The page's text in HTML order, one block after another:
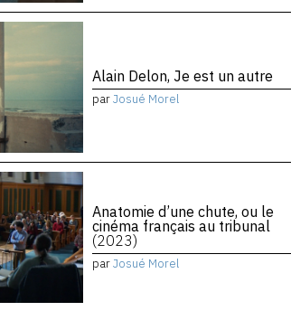
Alain Delon, Je est un autre
parJosué Morel
Anatomie d’une chute, ou le
cinéma français au tribunal
(2023)
parJosué Morel